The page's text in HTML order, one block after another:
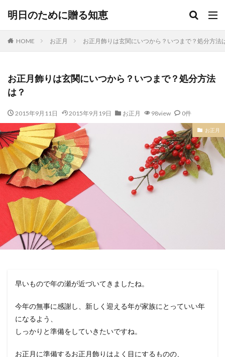
明日のために贈る知恵
HOME お正月 お正月飾りは玄関にいつから？いつまで？処分方法
お正月飾りは玄関にいつから？いつまで？処分方法
は？
2015年9月11日 2015年9月19日 お正月 98view 0件
お正月
早いもので年の瀬が近づいてきましたね。
今年の無事に感謝し、新しく迎える年が家族にとっていい年
になるよう、
しっかりと準備をしていきたいですね。
お正月に準備するお正月飾りはよく目にするものの、